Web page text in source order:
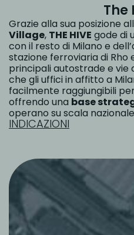
The
Grazie alla sua posizione
Village, THE HIVE gode di
con il resto di Milano e
stazione ferroviaria di Rho
principali autostrade e vie
che gli uffici in affitto a
facilmente raggiungibili
offrendo una base
operano su scala
INDICAZIONI